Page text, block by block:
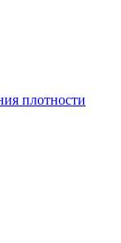
плотности